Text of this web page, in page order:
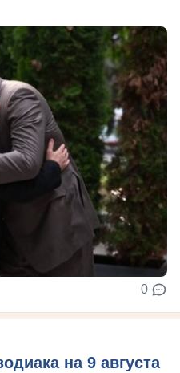
0
на 9 августа